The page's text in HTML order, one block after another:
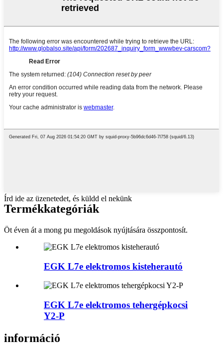
Írd ide az üzenetedet, és küldd el nekünk
Termékkategóriák
Öt éven át a mong pu megoldások nyújtására összpontosít.
EGK L7e elektromos kisteherautó
EGK L7e elektromos tehergépkocsi
Y2-P
információ